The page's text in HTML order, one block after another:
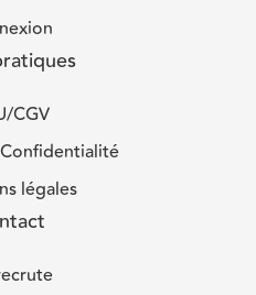
CGV
légales